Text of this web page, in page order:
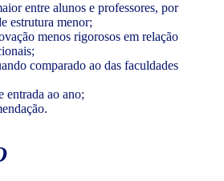
entre alunos e professores, por
estrutura menor;
menos rigorosos em relação
comparado ao das faculdades
entrada ao ano;